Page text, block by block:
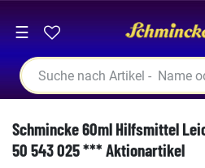
☰
Schmincke 60ml Hilfsmittel
50 543 025 *** Aktionartikel